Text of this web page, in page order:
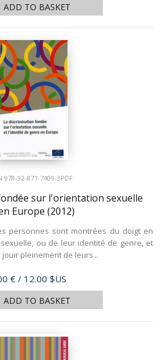
ADD TO BASKET
978-92-871-7409-3PDF
sur l'orientation sexuelle
Europe (2012)
personnes sont montrées du doigt en
ou de leur identité de genre, et
pleinement de leurs...
€/ 12.00 $US
ADD TO BASKET